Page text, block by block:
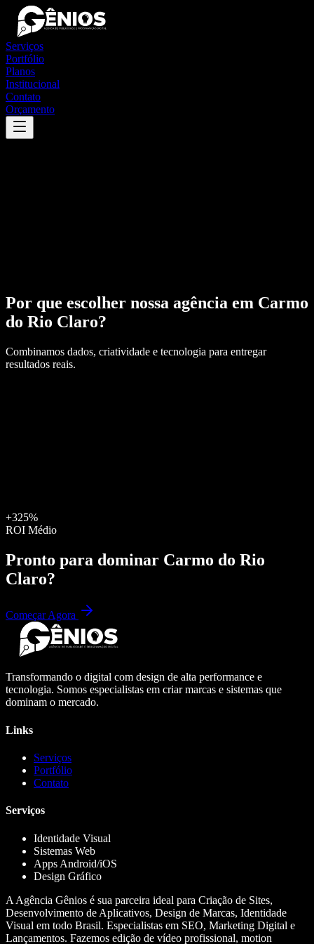
Serviços
Portfólio
Planos
Institucional
Contato
Orçamento
Por que escolher nossa agência em Carmo
do Rio Claro?
Combinamos dados, criatividade e tecnologia para entregar
resultados reais.
+325%
ROI Médio
Pronto para dominar Carmo do Rio
Claro?
Começar Agora
Transformando o digital com design de alta performance e
tecnologia. Somos especialistas em criar marcas e sistemas que
dominam o mercado.
Links
Serviços
Portfólio
Contato
Serviços
Identidade Visual
Sistemas Web
Apps Android/iOS
Design Gráfico
A Agência Gênios é sua parceira ideal para Criação de Sites,
Desenvolvimento de Aplicativos, Design de Marcas, Identidade
Visual em todo Brasil. Especialistas em SEO, Marketing Digital e
Lançamentos. Fazemos edição de vídeo profissional, motion